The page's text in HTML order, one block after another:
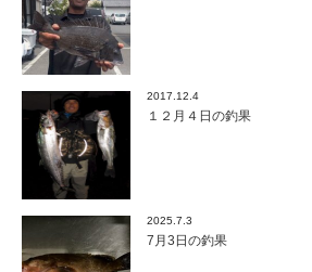
2017.12.4
１２月４日の釣果
2025.7.3
7月3日の釣果